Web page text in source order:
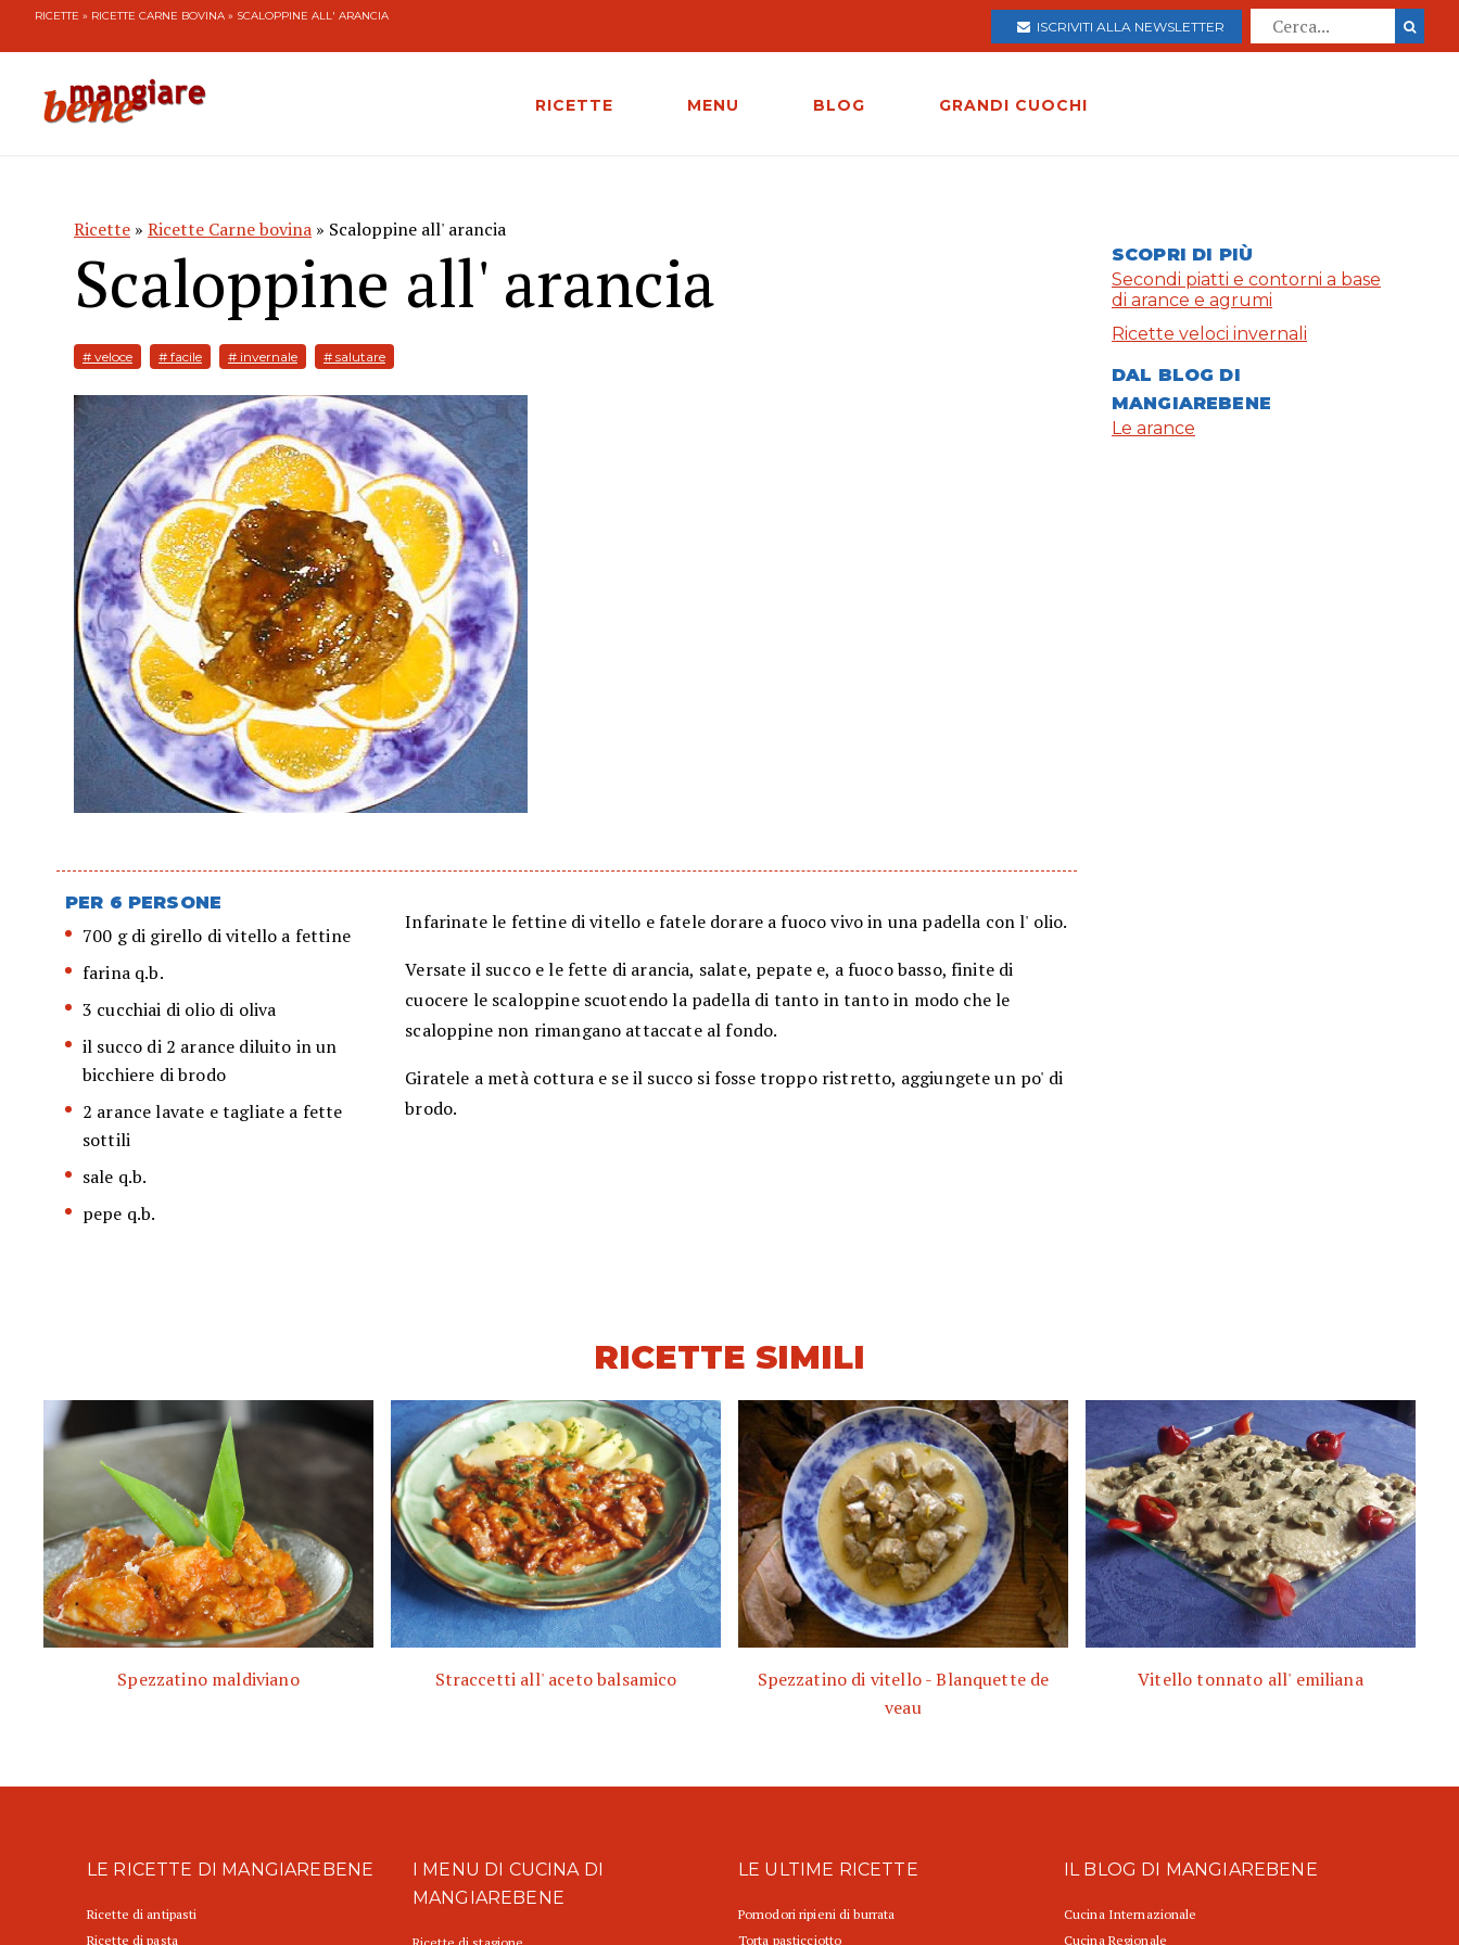
RICETTE » RICETTE CARNE BOVINA » SCALOPPINE ALL' ARANCIA
ISCRIVITI ALLA NEWSLETTER
RICETTE MENU BLOG GRANDI CUOCHI
Ricette » Ricette Carne bovina » Scaloppine all' arancia
Scaloppine all' arancia
# veloce # facile # invernale # salutare
PER 6 PERSONE
700 g di girello di vitello a fettine
farina q.b.
3 cucchiai di olio di oliva
il succo di 2 arance diluito in un
bicchiere di brodo
2 arance lavate e tagliate a fette
sottili
sale q.b.
pepe q.b.
Infarinate le fettine di vitello e fatele dorare a fuoco vivo in una padella con l' olio.
Versate il succo e le fette di arancia, salate, pepate e, a fuoco basso, finite di
cuocere le scaloppine scuotendo la padella di tanto in tanto in modo che le
scaloppine non rimangano attaccate al fondo.
Giratele a metà cottura e se il succo si fosse troppo ristretto, aggiungete un po' di
brodo.
SCOPRI DI PIÙ
Secondi piatti e contorni a base
di arance e agrumi
Ricette veloci invernali
DAL BLOG DI
MANGIAREBENE
Le arance
RICETTE SIMILI
Spezzatino maldiviano Straccetti all' aceto balsamico
Spezzatino di vitello - Blanquette de
veau
Vitello tonnato all' emiliana
LE RICETTE DI MANGIAREBENE
Ricette di antipasti
Ricette di pasta
I MENU DI CUCINA DI
MANGIAREBENE
LE ULTIME RICETTE
Pomodori ripieni di burrata
Torta pasticciotto
IL BLOG DI MANGIAREBENE
Cucina Internazionale
Cucina Regionale